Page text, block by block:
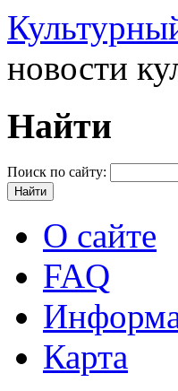
новости
Найти
Поиск по сайту:
О сайте
FAQ
Карта